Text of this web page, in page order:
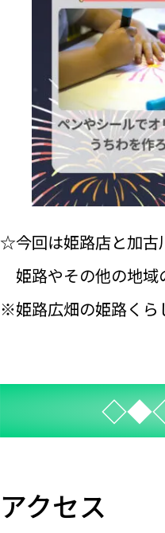
☆今回は姫路店と加古
姫路やその他の地域
※姫路広畑の姫路くら
アクセス